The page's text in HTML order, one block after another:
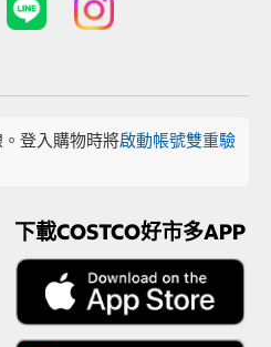
登入購物時將啟動帳號雙重驗
下載COSTCO好市多APP